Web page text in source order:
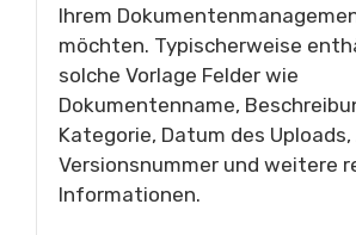
Ihrem
möchten. Typischerweise
solche Vorlage Felder wie
Dokumentenname,
Kategorie, Datum des Uploads,
Versionsnummer und weitere
Informationen.